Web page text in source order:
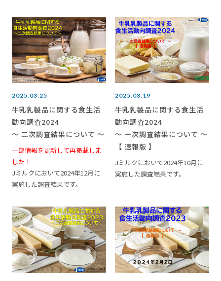
2025.03.25
牛乳乳製品に関する食生活
動向調査2024
～ 二次調査結果について ～
一部情報を更新して再掲載しま
した！
Jミルクにおいて2024年12月に
実施した調査結果です。
2025.03.19
牛乳乳製品に関する食生活
動向調査2024
～ 一次調査結果について ～
【 速報版 】
Jミルクにおいて2024年10月に
実施した調査結果です。